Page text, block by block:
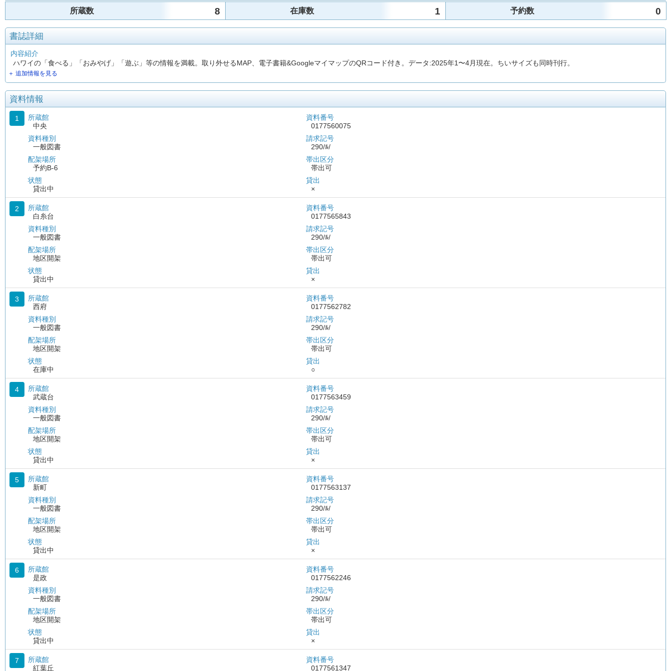
所蔵数 8 在庫数 1 予約数 0
書誌詳細
内容紹介
ハワイの「食べる」「おみやげ」「遊ぶ」等の情報を満載。取り外せるMAP、電子書籍&GoogleマイマップのQRコード付き。データ:2025年1〜4月現在。ちいサイズも同時刊行。
＋ 追加情報を見る
資料情報
1
所蔵館
中央
資料種別
一般図書
配架場所
予約B-6
状態
貸出中
資料番号
0177560075
請求記号
290/ﾙ/
帯出区分
帯出可
貸出
×
2
所蔵館
白糸台
資料種別
一般図書
配架場所
地区開架
状態
貸出中
資料番号
0177565843
請求記号
290/ﾙ/
帯出区分
帯出可
貸出
×
3
所蔵館
西府
資料種別
一般図書
配架場所
地区開架
状態
在庫中
資料番号
0177562782
請求記号
290/ﾙ/
帯出区分
帯出可
貸出
○
4
所蔵館
武蔵台
資料種別
一般図書
配架場所
地区開架
状態
貸出中
資料番号
0177563459
請求記号
290/ﾙ/
帯出区分
帯出可
貸出
×
5
所蔵館
新町
資料種別
一般図書
配架場所
地区開架
状態
貸出中
資料番号
0177563137
請求記号
290/ﾙ/
帯出区分
帯出可
貸出
×
6
所蔵館
是政
資料種別
一般図書
配架場所
地区開架
状態
貸出中
資料番号
0177562246
請求記号
290/ﾙ/
帯出区分
帯出可
貸出
×
7
所蔵館
紅葉丘
資料番号
0177561347